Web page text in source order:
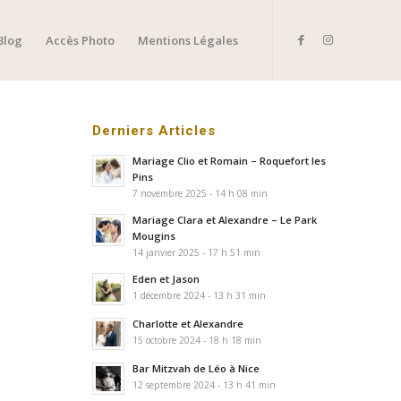
Accès Photo Mentions Légales
Derniers Articles
Mariage Clio et Romain – Roquefort les
Pins
7 novembre 2025 - 14 h 08 min
Mariage Clara et Alexandre – Le Park
Mougins
14 janvier 2025 - 17 h 51 min
Eden et Jason
1 décembre 2024 - 13 h 31 min
Charlotte et Alexandre
15 octobre 2024 - 18 h 18 min
Bar Mitzvah de Léo à Nice
12 septembre 2024 - 13 h 41 min